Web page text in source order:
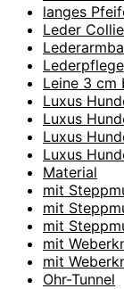
langes
Leder
Lederpflege
Leine 3 cm
Luxus
Luxus
Luxus
Luxus
Material
mit
mit
mit
mit
mit
Ohr-Tunnel